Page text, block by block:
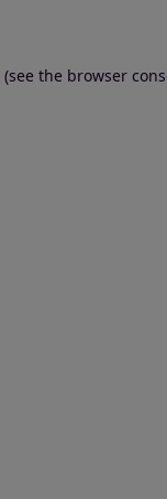
(see the browser